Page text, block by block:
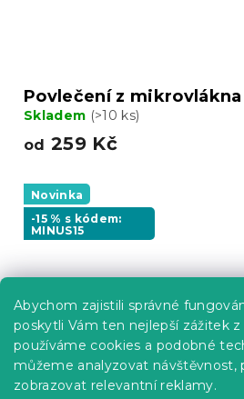
Abychom zajistili správné
poskytli Vám ten nejlepší zážitek z
používáme cookies a podobné
můžeme analyzovat návštěvnost,
zobrazovat relevantní reklamy.
Povlečení z mikrovlákna
Skladem (>10 ks)
od 259 Kč
Novinka
-15 % s kódem:
MINUS15